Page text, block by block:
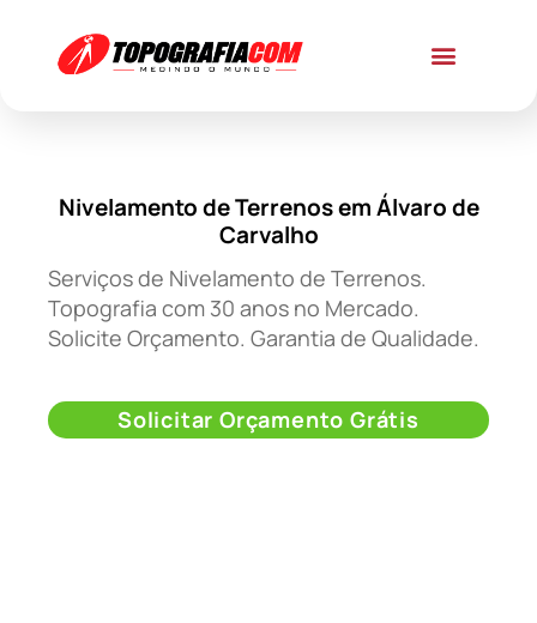
Nivelamento de Terrenos em Álvaro de
Carvalho
Serviços de Nivelamento de Terrenos.
Topografia com 30 anos no Mercado.
Solicite Orçamento. Garantia de Qualidade.
Solicitar Orçamento Grátis